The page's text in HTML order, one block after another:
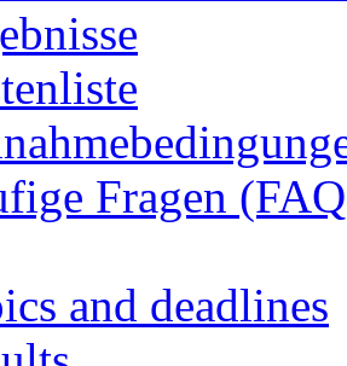
Fragen
and deadlines